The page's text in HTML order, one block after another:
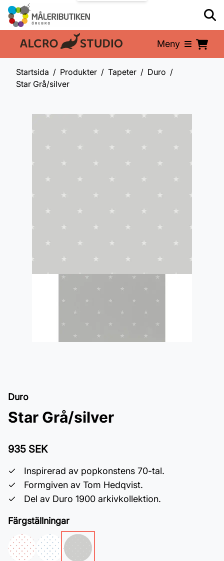
En del av: Meny
Startsida Produkter Tapeter
Duro
Star Grå/silver
Duro
Star Grå/silver
935 SEK
Inspirerad av popkonstens 70-tal.
Formgiven av Tom Hedqvist.
Del av Duro 1900 arkivkollektion.
Färgställningar